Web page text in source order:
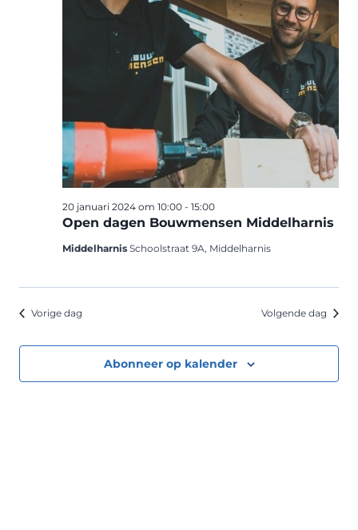
Open dagen Bouwmensen Middelharnis
20 januari 2024 om 10:00 - 15:00
Middelharnis Schoolstraat 9A, Middelharnis
Vorige dag Volgende dag
Abonneer op kalender